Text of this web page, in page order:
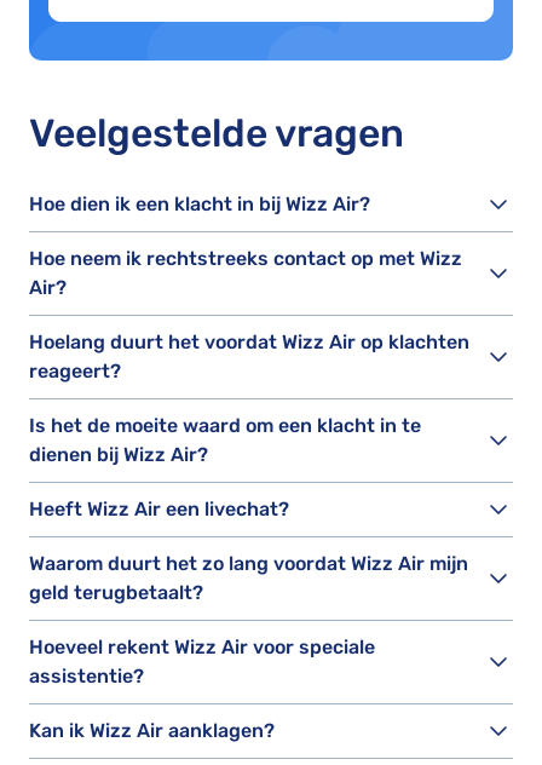
Veelgestelde vragen
Hoe dien ik een klacht in bij Wizz Air?
Hoe neem ik rechtstreeks contact op met Wizz
Air?
Hoelang duurt het voordat Wizz Air op klachten
reageert?
Is het de moeite waard om een klacht in te
dienen bij Wizz Air?
Heeft Wizz Air een livechat?
Waarom duurt het zo lang voordat Wizz Air mijn
geld terugbetaalt?
Hoeveel rekent Wizz Air voor speciale
assistentie?
Kan ik Wizz Air aanklagen?